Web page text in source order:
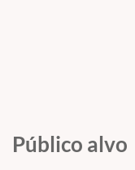
Público alvo